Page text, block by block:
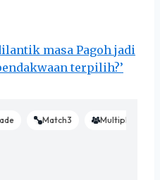
masa Pagoh jadi
terpilih?’